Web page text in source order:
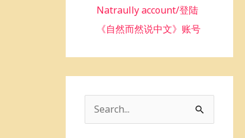
Natraully account/登陆
《自然而然说中文》账号